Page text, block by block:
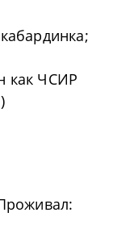
как ЧСИР